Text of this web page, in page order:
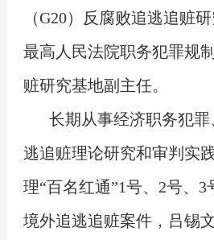
（G20）反腐败追逃追赃
最高人民法院职务犯罪规
赃研究基地副主任。
长期从事经济职务犯
逃追赃理论研究和审判实
理“百名红通”1号、2号、3
境外追逃追赃案件，吕锡